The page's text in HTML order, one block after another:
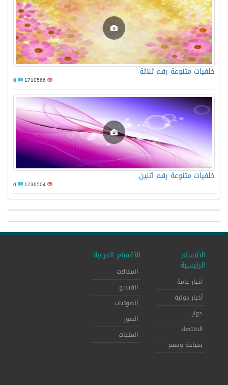
خلفيات متنوعة رقم ثلاثة
1710566
خلفيات متنوعة رقم اثنين
1736504
الأقسام
الرئيسية
أخبار عامة
أخبار دولية
حوار
الاقتصاد
سياحة وسفر
الأقسام الفرعية
المقالات
الفيديو
الصوتيات
الصور
الملفات